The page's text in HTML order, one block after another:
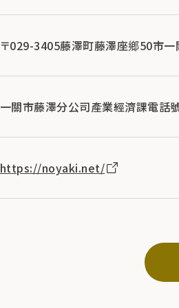
〒029-3405藤澤町藤澤座鄉50市一
一關市藤澤分公司產業經濟課電話
https://noyaki.net/